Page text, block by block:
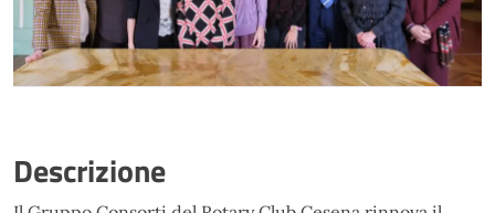
Descrizione